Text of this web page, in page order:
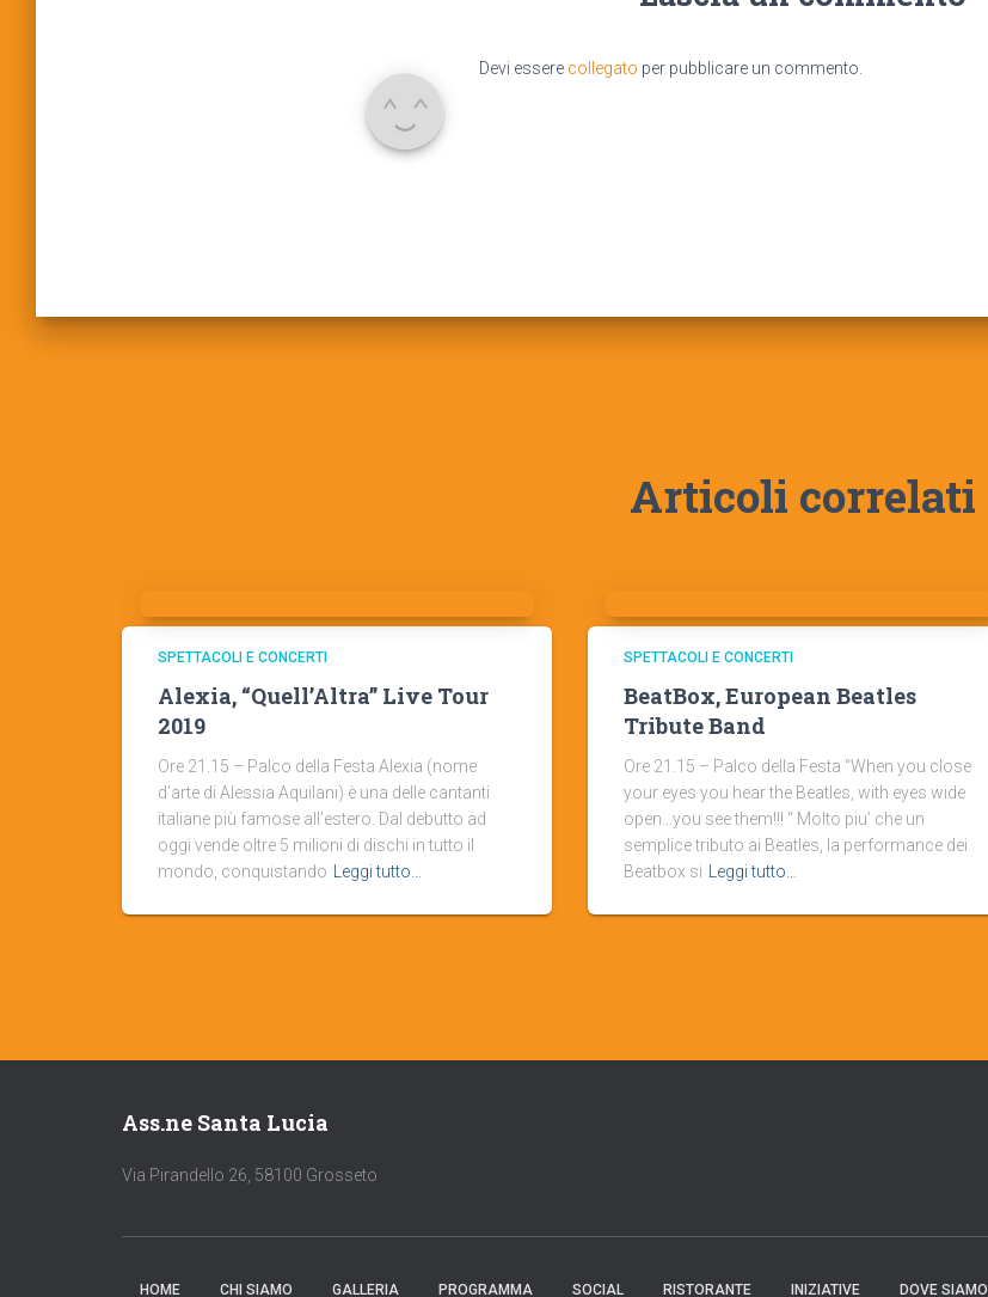
Devi essere collegato per pubblicare un commento.
Articoli correlati
SPETTACOLI E CONCERTI
Alexia, “Quell’Altra” Live Tour
2019
Ore 21.15 – Palco della Festa Alexia (nome
d’arte di Alessia Aquilani) è una delle cantanti
italiane più famose all’estero. Dal debutto ad
oggi vende oltre 5 milioni di dischi in tutto il
mondo, conquistando Leggi tutto…
SPETTACOLI E CONCERTI
BeatBox, European Beatles
Tribute Band
Ore 21.15 – Palco della Festa “When you close
your eyes you hear the Beatles, with eyes wide
open…you see them!!! “ Molto piu’ che un
semplice tributo ai Beatles, la performance dei
Beatbox si Leggi tutto…
Ass.ne Santa Lucia
Via Pirandello 26, 58100 Grosseto
HOME CHI SIAMO GALLERIA PROGRAMMA SOCIAL RISTORANTE INIZIATIVE DOVE SIAMO